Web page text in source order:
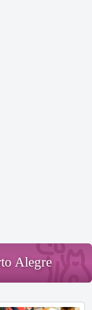
Alegre